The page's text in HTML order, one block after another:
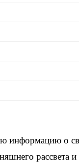
информацию о
рассвета